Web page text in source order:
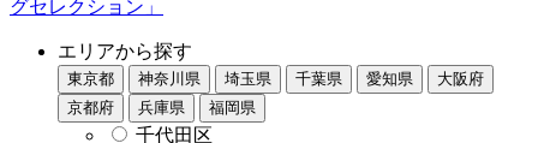
エリアから探す
東京都 神奈川県 埼玉県 千葉県 愛知県
大阪府
京都府
兵庫県 福岡県
千代田区